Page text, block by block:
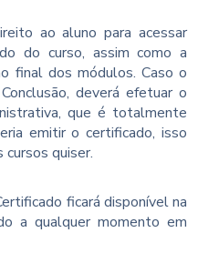
ao aluno para acessar
do curso, assim como a
final dos módulos. Caso o
deverá efetuar o
que é totalmente
emitir o certificado, isso
quiser.
ficará disponível na
a qualquer momento em